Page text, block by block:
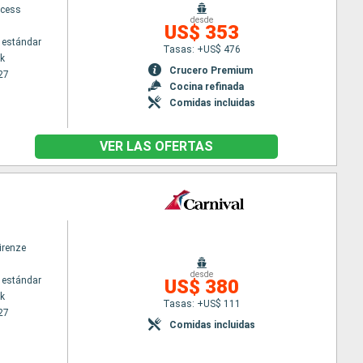
desde
US$ 353
Tasas: +US$ 476
Crucero Premium
Cocina refinada
Comidas incluidas
VER LAS OFERTAS
desde
US$ 380
Tasas: +US$ 111
Comidas incluidas